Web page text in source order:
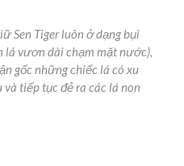
Sen Tiger luôn ở dạng bụi
lá vươn dài chạm mặt nước),
gốc những chiếc lá có xu
tiếp tục đẻ ra các lá non